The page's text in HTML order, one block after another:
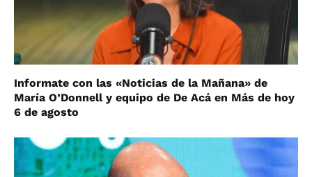
Informate con las «Noticias de la Mañana» de
María O’Donnell y equipo de De Acá en Más de hoy
6 de agosto